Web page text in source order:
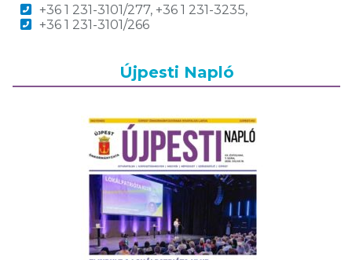
+36 1 231-3101/277, +36 1 231-3235,
+36 1 231-3101/266
Újpesti Napló